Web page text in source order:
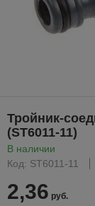
Тройник-
(ST6011-11)
В наличии
Код: ST6011-11
2,36 руб.